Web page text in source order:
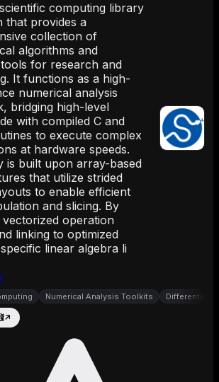
computing library
that provides a
collection of
algorithms and
for research and
It functions as a high-
numerical analysis
bridging high-level
with compiled C and
to execute complex
at hardware speeds.
is built upon array-based
that utilize strided
to enable efficient
and slicing. By
operation
linking to optimized
linear algebra li
Numerical Analysis Toolkits Differential
↗